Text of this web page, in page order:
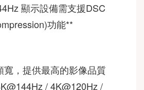
顯示設備需支援DSC
，提供最高的影像品質
/ 4K@120Hz /